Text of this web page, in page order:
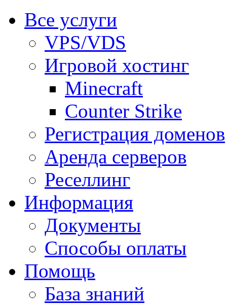
Все услуги
VPS/VDS
Игровой хостинг
Minecraft
Counter Strike
Регистрация доменов
Аренда серверов
Реселлинг
Информация
Документы
Способы оплаты
Помощь
База знаний